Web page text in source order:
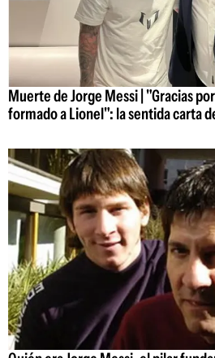
Muerte de Jorge Messi | "Gracias
formado a Lionel": la sentida carta